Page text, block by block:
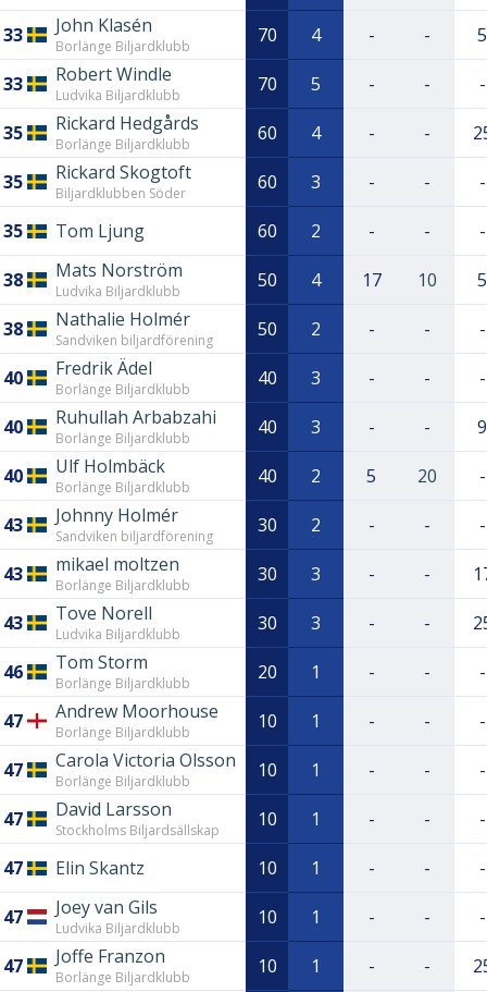
33 John Klasén
Borlänge Biljardklubb 70 4 - - 5
33 Robert Windle
Ludvika Biljardklubb 70 5 - - -
35 Rickard Hedgårds
Borlänge Biljardklubb 60 4 - -
35 Rickard Skogtoft
Biljardklubben Söder 60 3 - - -
35 Tom Ljung 60 2 - - -
38 Mats Norström
Ludvika Biljardklubb 50 4 17 10 5
38 Nathalie Holmér
Sandviken biljardförening 50 2 - - -
40 Fredrik Ädel
Borlänge Biljardklubb 40 3 - - -
40 Ruhullah Arbabzahi
Borlänge Biljardklubb 40 3 - - 9
40 Ulf Holmbäck
Borlänge Biljardklubb 40 2 5 20 -
43 Johnny Holmér
Sandviken biljardförening 30 2 - - -
43 mikael moltzen
Borlänge Biljardklubb 30 3 - -
43 Tove Norell
Ludvika Biljardklubb 30 3 - -
46 Tom Storm
Borlänge Biljardklubb 20 1 - - -
47 Andrew Moorhouse
Borlänge Biljardklubb 10 1 - - -
47 Carola Victoria Olsson
Borlänge Biljardklubb 10 1 - - -
47 David Larsson
Stockholms Biljardsällskap 10 1 - - -
47 Elin Skantz 10 1 - - -
47 Joey van Gils
Ludvika Biljardklubb 10 1 - - -
47 Joffe Franzon
Borlänge Biljardklubb 10 1 - -